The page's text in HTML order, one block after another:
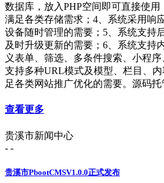
数据库，放入PHP空间即可直接使用
满足各类存储需求；4、系统采用响
设备随时管理的需要；5、系统支持
及时升级更新的需要；6、系统支持
义表单、筛选、多条件搜索、小程
支持多种URL模式及模型、栏目、
足各类网站推广优化的需要。源码
查看更多
贵溪市新闻中心
- -
贵溪市PbootCMSV1.0.0正式发布